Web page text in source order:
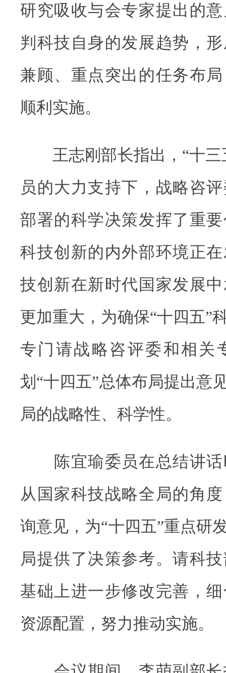
研究吸收与会专家提出的
判科技自身的发展趋势，
兼顾、重点突出的任务布
顺利实施。
王志刚部长指出，“十三
员的大力支持下，战略咨
部署的科学决策发挥了重
科技创新的内外部环境正
技创新在新时代国家发展
更加重大，为确保“十四五”
专门请战略咨评委和相关
划“十四五”总体布局提出意
局的战略性、科学性。
陈宜瑜委员在总结讲话
从国家科技战略全局的角
询意见，为“十四五”重点研
局提供了决策参考。请科
基础上进一步修改完善，
资源配置，努力推动实施。